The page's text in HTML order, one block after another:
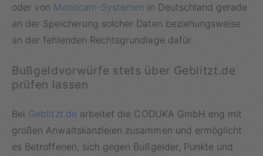
oder von Monocam-Systemen in Deutschland gerade
an der Speicherung solcher Daten beziehungsweise
an der fehlenden Rechtsgrundlage dafür.
Bußgeldvorwürfe stets über Geblitzt.de
prüfen lassen
Bei Geblitzt.de arbeitet die CODUKA GmbH eng mit
großen Anwaltskanzleien zusammen und ermöglicht
es Betroffenen, sich gegen Bußgelder, Punkte und